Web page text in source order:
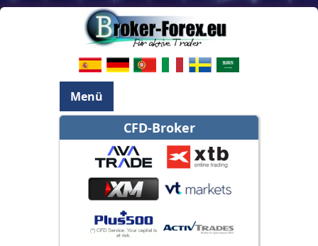
Menü
CFD-Broker